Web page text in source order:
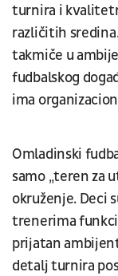
turnira i
različitih
takmiče u
fudbalskog
ima
Omladinski
samo „teren za
okruženje. Deci
trenerima
prijatan
detalj turnira